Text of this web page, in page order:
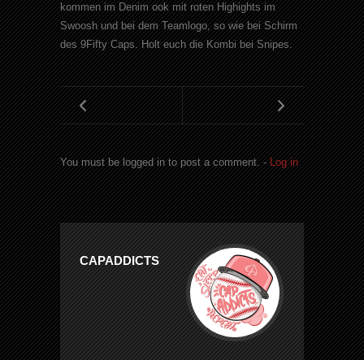
kommen im Denim ook mit roten Highights im
Swoosh und bei dem Teamlogo, so wie bei Schirm
des 9Fifty Caps. Holt euch die Kombi bei Snipes.
You must be logged in to post a comment. -Log in
CAPADDICTS